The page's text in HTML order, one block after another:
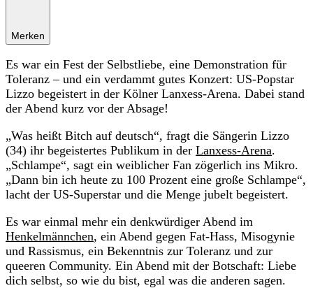
Merken
Es war ein Fest der Selbstliebe, eine Demonstration für
Toleranz – und ein verdammt gutes Konzert: US-Popstar
Lizzo begeistert in der Kölner Lanxess-Arena. Dabei stand
der Abend kurz vor der Absage!
„Was heißt Bitch auf deutsch“, fragt die Sängerin Lizzo
(34) ihr begeistertes Publikum in der Lanxess-Arena.
„Schlampe“, sagt ein weiblicher Fan zögerlich ins Mikro.
„Dann bin ich heute zu 100 Prozent eine große Schlampe“,
lacht der US-Superstar und die Menge jubelt begeistert.
Es war einmal mehr ein denkwürdiger Abend im
Henkelmännchen, ein Abend gegen Fat-Hass, Misogynie
und Rassismus, ein Bekenntnis zur Toleranz und zur
queeren Community. Ein Abend mit der Botschaft: Liebe
dich selbst, so wie du bist, egal was die anderen sagen.